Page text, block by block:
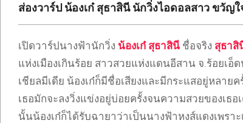
ส่องวาร์ป น้องเก๋ สุธาสินี นักวิ่งไอดอลสาว ขวัญ
เปิดวาร์ปนางฟ้านักวิ่ง น้องเก๋ สุธาสินี ชื่อจริง สุธาสิ
แห่งเมืองเกินร้อย สาวสวยแห่งแดนอีสาน จ.ร้อยเ
เชียลมีเดีย น้องเก๋ก็มีชื่อเสียงและมีกระแสอยู่หลา
เธอมักจะลงวิ่งแข่งอยู่บ่อยครั้งจนความสวยของเธ
นั้นน้องเก๋ก็ได้รับฉายาว่าเป็นนางฟ้าหงส์แดงเพร